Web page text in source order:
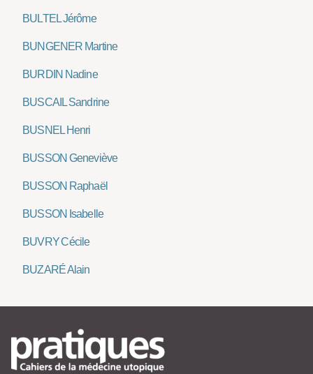
BULTEL Jérôme
BUNGENER Martine
BURDIN Nadine
BUSCAIL Sandrine
BUSNEL Henri
BUSSON Geneviève
BUSSON Raphaël
BUSSON Isabelle
BUVRY Cécile
BUZARÉ Alain